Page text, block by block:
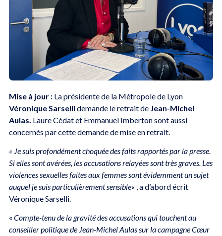
Mise à jour :La présidente de la Métropole de Lyon
Véronique Sarsellidemande le retrait de Jean-Michel
Aulas. Laure Cédat et Emmanuel Imberton sont aussi
concernés par cette demande de mise en retrait.
« Je suis profondément choquée des faits rapportés par la presse.
Si elles sont avérées, les accusations relayées sont très graves. Les
violences sexuelles faites aux femmes sont évidemment un sujet
auquel je suis particulièrement sensible« , a d’abord écrit
Véronique Sarselli.
« Compte-tenu de la gravité des accusations qui touchent au
conseiller politique de Jean-Michel Aulas sur la campagne Cœur